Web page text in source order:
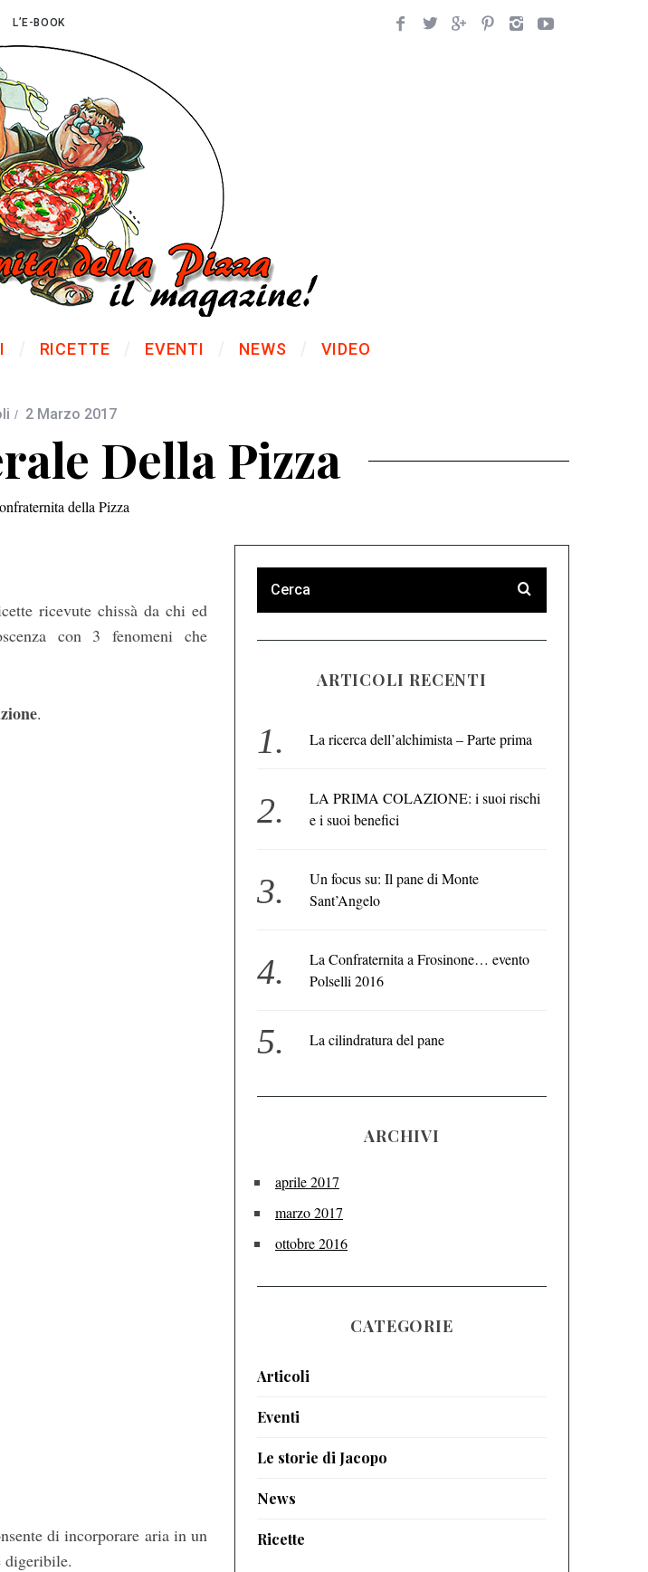
L’E-BOOK
RICETTE EVENTI NEWS VIDEO
2 Marzo 2017
Della Pizza
della Pizza
ricevute chissà da chi ed
con 3 fenomeni che
.
di incorporare aria in un
digeribile.
ARTICOLI RECENTI
La ricerca dell’alchimista – Parte prima
LA PRIMA COLAZIONE: i suoi rischi
e i suoi benefici
Un focus su: Il pane di Monte
Sant’Angelo
La Confraternita a Frosinone… evento
Polselli 2016
La cilindratura del pane
ARCHIVI
aprile 2017
marzo 2017
ottobre 2016
CATEGORIE
Articoli
Eventi
Le storie di Jacopo
News
Ricette